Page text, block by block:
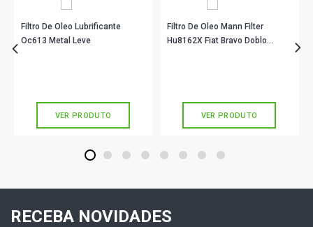
Filtro De Oleo Lubrificante
Oc613 Metal Leve
VER PRODUTO
Filtro De Oleo Mann Filter
Hu8162X Fiat Bravo Doblo
VER PRODUTO
1 2 3 4 5 6 7 8
RECEBA NOVIDADES